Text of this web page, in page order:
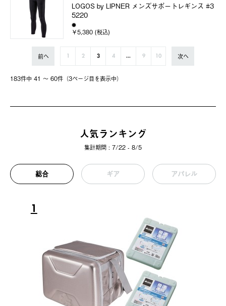
LOGOS by LIPNER メンズサポートレギンス #3
5220
￥5,380 (税込)
183件中 41 〜 60件（3ページ⽬を表⽰中）
前へ 2 3 4 ... 9 10 次へ
人気ランキング
集計期間 : 7/22 - 8/5
総合 ギア アパレル
1